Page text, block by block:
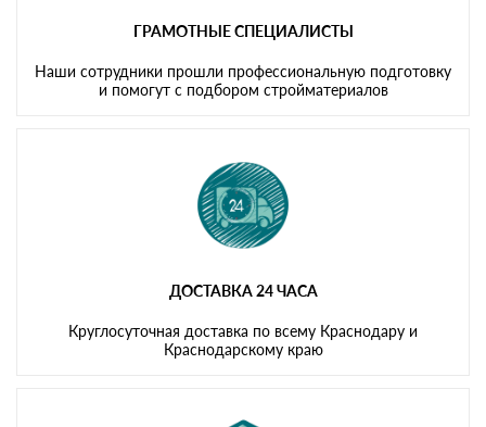
ГРАМОТНЫЕ СПЕЦИАЛИСТЫ
Наши сотрудники прошли профессиональную подготовку
и помогут с подбором стройматериалов
ДОСТАВКА 24 ЧАСА
Круглосуточная доставка по всему Краснодару и
Краснодарскому краю